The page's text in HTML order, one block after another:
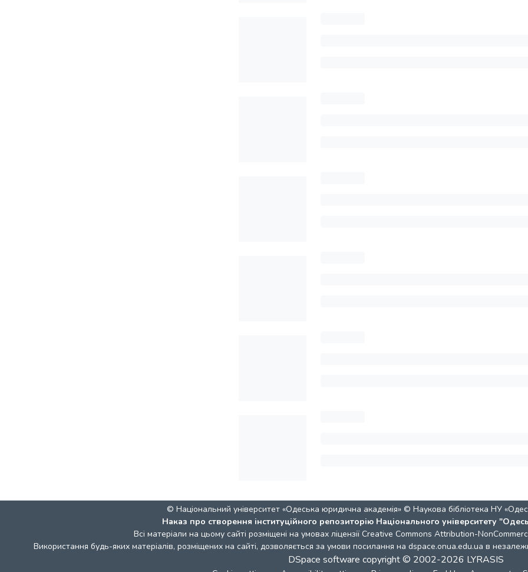
© Національний університет «Одеська юридична академія» © Наукова бібліотека НУ
Наказ про створення інституційного репозиторію Національного університету
Всі матеріали на цьому сайті розміщені на умовах ліцензії Creative Commons Attribution-
Використання будь-яких матеріалів, розміщених на сайті, дозволяється за умови посилання на dspace.onua.edu.ua в
DSpace software copyright © 2002-2026 LYRASIS